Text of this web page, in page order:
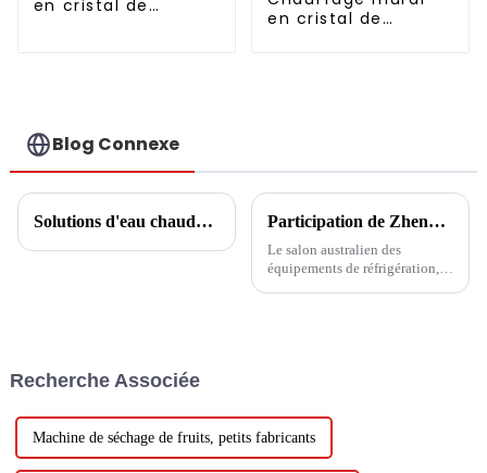
en cristal de
en cristal de
Blog Connexe
Solutions d'eau chaude domestique Participation de Zhenxin avec des solutions de pompes à chaleur à l'ARBS 2024 du 28 au 30 mai
Le salon australien des
équipements de réfrigération,
Recherche Associée
Machine de séchage de fruits, petits fabricants